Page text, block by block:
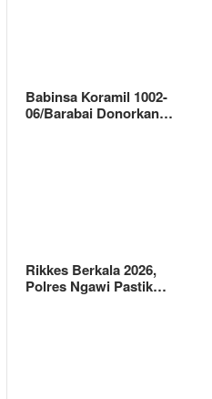
Babinsa Koramil 1002-
06/Barabai Donorkan…
Rikkes Berkala 2026,
Polres Ngawi Pastik…